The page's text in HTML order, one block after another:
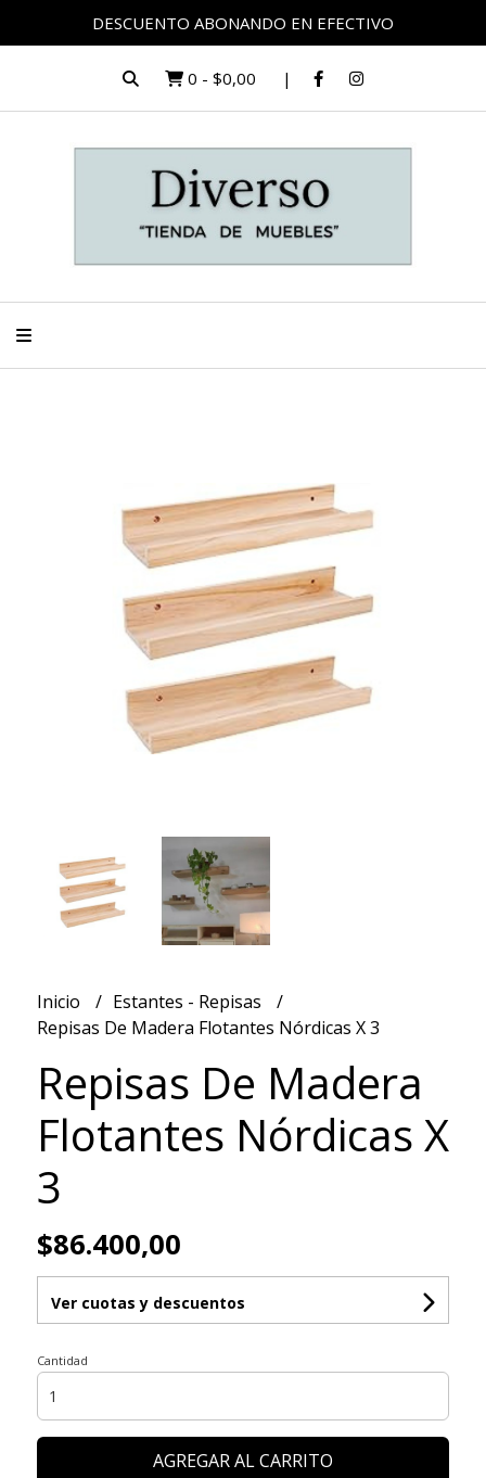
DESCUENTO ABONANDO EN EFECTIVO
0 - $0,00
Inicio
Estantes - Repisas
Repisas De Madera Flotantes Nórdicas X 3
Repisas De Madera
Flotantes Nórdicas X
3
$86.400,00
Ver cuotas y descuentos
Cantidad
AGREGAR AL CARRITO